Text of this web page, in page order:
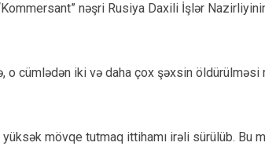
nəşri Rusiya Daxili İşlər
o cümlədən iki və daha çox şəxsin
mövqe tutmaq ittihamı irəli sürülüb. Bu